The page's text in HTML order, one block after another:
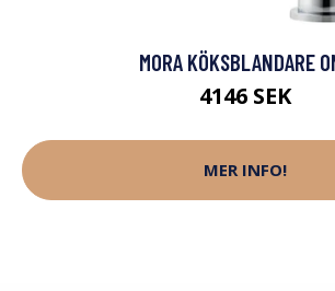
MORA KÖKSBLANDARE
4146 SEK
MER INFO!